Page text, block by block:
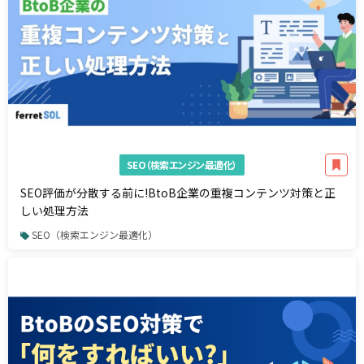
SEO（検索エンジン最適化）
SEO評価が分散する前に!BtoB企業の重複コンテンツ対策と正
しい処理方法
SEO（検索エンジン最適化）